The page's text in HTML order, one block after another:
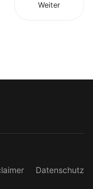
Weiter
Datenschutz